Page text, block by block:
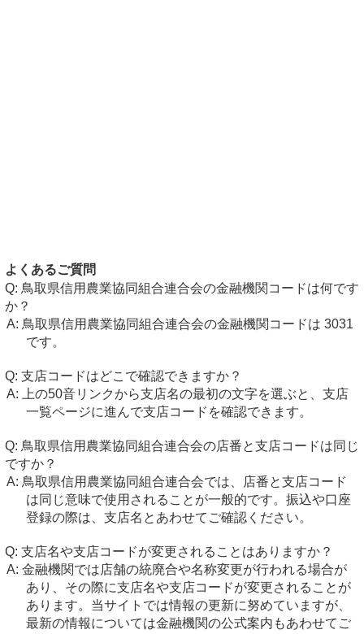
よくあるご質問
鳥取県信用農業協同組合連合会の金融機関コードは何です
か？
鳥取県信用農業協同組合連合会の金融機関コードは 3031
です。
支店コードはどこで確認できますか？
上の50音リンクから支店名の最初の文字を選ぶと、支店
一覧ページに進んで支店コードを確認できます。
鳥取県信用農業協同組合連合会の店番と支店コードは同じ
ですか？
鳥取県信用農業協同組合連合会では、店番と支店コード
は同じ意味で使用されることが一般的です。振込や口座
登録の際は、支店名とあわせてご確認ください。
支店名や支店コードが変更されることはありますか？
金融機関では店舗の統廃合や名称変更が行われる場合が
あり、その際に支店名や支店コードが変更されることが
あります。当サイトでは情報の更新に努めていますが、
最新の情報については金融機関の公式案内もあわせてご